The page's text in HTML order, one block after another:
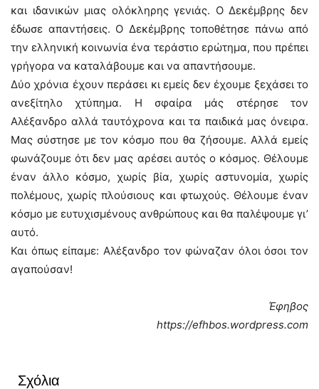
και ιδανικών μιας ολόκληρης γενιάς. Ο Δεκέμβρης δεν
έδωσε απαντήσεις. Ο Δεκέμβρης τοποθέτησε πάνω από
την ελληνική κοινωνία ένα τεράστιο ερώτημα, που πρέπει
γρήγορα να καταλάβουμε και να απαντήσουμε.
Δύο χρόνια έχουν περάσει κι εμείς δεν έχουμε ξεχάσει το
ανεξίτηλο χτύπημα. Η σφαίρα μάς στέρησε τον
Αλέξανδρο αλλά ταυτόχρονα και τα παιδικά μας όνειρα.
Μας σύστησε με τον κόσμο που θα ζήσουμε. Αλλά εμείς
φωνάζουμε ότι δεν μας αρέσει αυτός ο κόσμος. Θέλουμε
έναν άλλο κόσμο, χωρίς βία, χωρίς αστυνομία, χωρίς
πολέμους, χωρίς πλούσιους και φτωχούς. Θέλουμε έναν
κόσμο με ευτυχισμένους ανθρώπους και θα παλέψουμε γι’
αυτό.
Και όπως είπαμε: Αλέξανδρο τον φώναζαν όλοι όσοι τον
αγαπούσαν!
Έφηβος
https://efhbos.wordpress.com
Σχόλια